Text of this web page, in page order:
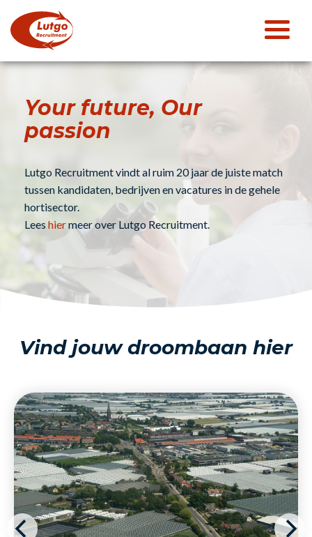
Your future, Our
passion
Lutgo Recruitment vindt al ruim 20 jaar de juiste match
tussen kandidaten, bedrijven en vacatures in de gehele
hortisector.
Leeshiermeer over Lutgo Recruitment.
Vind jouw droombaan hier